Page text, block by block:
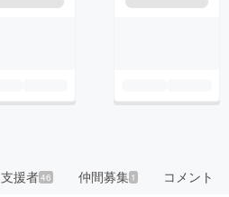
支援者46 仲間募集 1 コメント